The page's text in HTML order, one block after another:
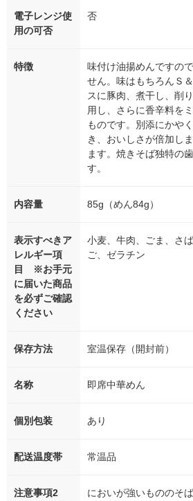
電子レンジ使
用の可否
否
特徴
味付け油揚めんですの
せん。味はもちろんＳ
スに豚肉、煮干し、削
用し、さらに香辛料を
ものです。別添にかや
き、おいしさが倍加し
ます。焼きそば独特の
す。
内容量 85g（めん84g）
表示すべきア
レルギー項
目 ※お手元
に届いた商品
を必ずご確認
ください
小麦、牛肉、ごま、さ
ご、ゼラチン
保存方法 室温保存（開封前）
名称 即席中華めん
個別包装 あり
配送温度帯 常温品
注意事項2
においが強いもののそ